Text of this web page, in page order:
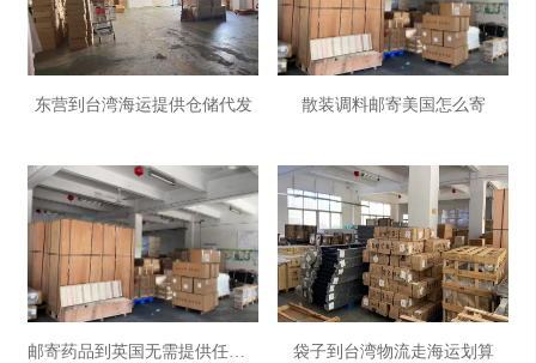
东营到台湾海运提供仓储代发 散装调料邮寄美国怎么寄
袋子到台湾物流走海运划算